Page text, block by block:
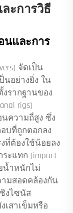
ะการวิธี
นและการ
จัดเป็น
นอย่างยิ่ง ใน
รากฐานของ
rigs)
ความถี่สูง ซึ่ง
บที่ถูกตอกลง
ที่ต้องใช้น้อยลง
ะแทก (impact
น้ำหนักไม่
ามสอดคล้องกัน
งไซนัส
เสาเข็มหรือ